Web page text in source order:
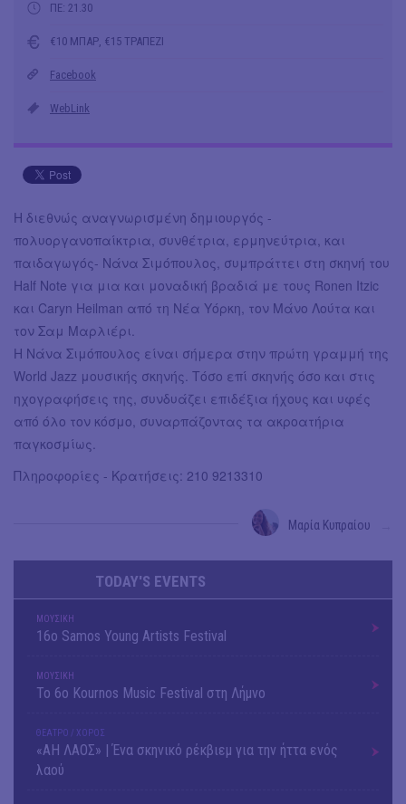
ΠΕ: 21.30
€10 ΜΠΑΡ, €15 ΤΡΑΠΕΖΙ
Facebook
WebLink
Η διεθνώς αναγνωρισμένη δημιουργός -
πολυοργανοπαίκτρια, συνθέτρια, ερμηνεύτρια, και
παιδαγωγός- Νάνα Σιμόπουλος, συμπράττει στη σκηνή του
Half Note για μια και μοναδική βραδιά με τους Ronen Itzic
και Caryn Heilman από τη Νέα Υόρκη, τον Μάνο Λούτα και
τον Σαμ Μαρλιέρι.
H Νάνα Σιμόπουλος είναι σήμερα στην πρώτη γραμμή της
World Jazz μουσικής σκηνής. Τόσο επί σκηνής όσο και στις
ηχογραφήσεις της, συνδυάζει επιδέξια ήχους και υφές
από όλο τον κόσμο, συναρπάζοντας τα ακροατήρια
παγκοσμίως.
Πληροφορίες - Κρατήσεις: 210 9213310
Μαρία Κυπραίου
TODAY'S EVENTS
ΜΟΥΣΙΚΗ
16o Samos Young Artists Festival
ΜΟΥΣΙΚΗ
Το 6ο Kournos Music Festival στη Λήμνο
ΘΕΑΤΡΟ / ΧΟΡΟΣ
«ΑΗ ΛΑΟΣ» | Ένα σκηνικό ρέκβιεμ για την ήττα ενός
λαού